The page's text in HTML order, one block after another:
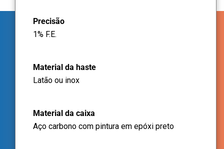
Precisão
1% F.E.
Material da haste
Latão ou inox
Material da caixa
Aço carbono com pintura em epóxi preto